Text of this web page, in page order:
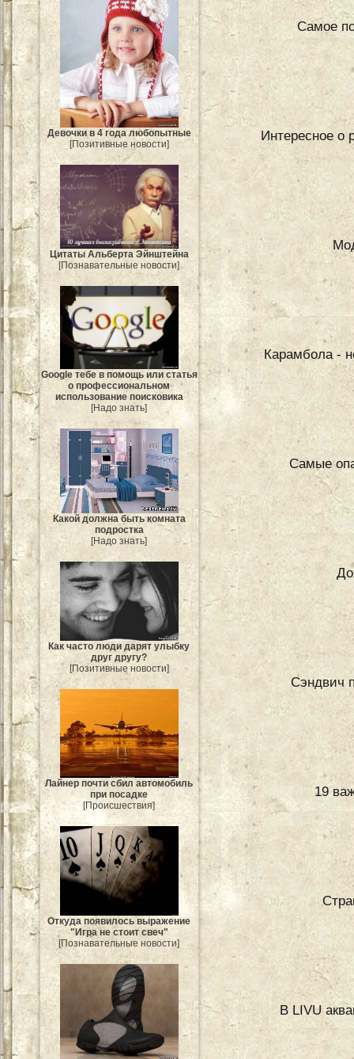
Девочки в 4 года любопытные
[Позитивные новости]
Цитаты Альберта Эйнштейна
[Познавательные новости]
Google тебе в помощь или статья
о профессиональном
использование поисковика
[Надо знать]
Какой должна быть комната
подростка
[Надо знать]
Как часто люди дарят улыбку
друг другу?
[Позитивные новости]
Лайнер почти сбил автомобиль
при посадке
[Происшествия]
Откуда появилось выражение
"Игра не стоит свеч"
[Познавательные новости]
Самое
Интересное о
Карамбола -
Самые
Сэндвич
19
В LIVU